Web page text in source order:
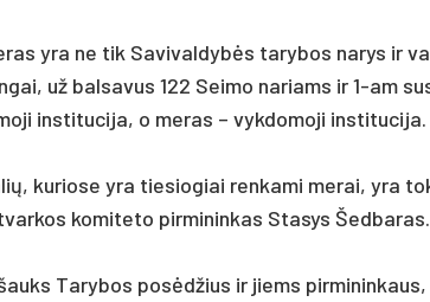
yra ne tik Sa­vi­val­dybės ta­ry­bos na­rys ir
už bal­sa­vus 122 Sei­mo na­riams ir 1-am
ins­ti­tu­ci­ja, o me­ras – vyk­do­mo­ji ins­ti­tu­ci­ja.
ku­rio­se yra tie­sio­giai ren­ka­mi me­rai, yra
ko­mi­te­to pir­mi­nin­kas Sta­sys Šed­ba­ras.
Ta­ry­bos po­sėdžius ir jiems